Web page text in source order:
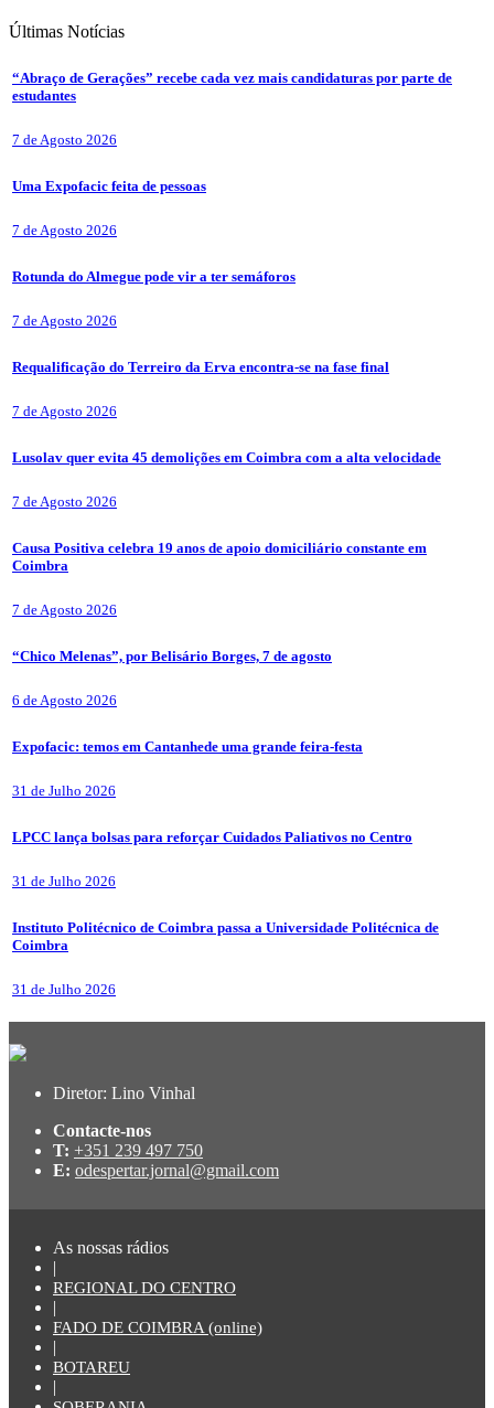
Últimas Notícias
“Abraço de Gerações” recebe cada vez mais candidaturas por parte de
estudantes
7 de Agosto 2026
Uma Expofacic feita de pessoas
7 de Agosto 2026
Rotunda do Almegue pode vir a ter semáforos
7 de Agosto 2026
Requalificação do Terreiro da Erva encontra-se na fase final
7 de Agosto 2026
Lusolav quer evita 45 demolições em Coimbra com a alta velocidade
7 de Agosto 2026
Causa Positiva celebra 19 anos de apoio domiciliário constante em
Coimbra
7 de Agosto 2026
“Chico Melenas”, por Belisário Borges, 7 de agosto
6 de Agosto 2026
Expofacic: temos em Cantanhede uma grande feira-festa
31 de Julho 2026
LPCC lança bolsas para reforçar Cuidados Paliativos no Centro
31 de Julho 2026
Instituto Politécnico de Coimbra passa a Universidade Politécnica de
Coimbra
31 de Julho 2026
Diretor: Lino Vinhal
Contacte-nos
T: +351 239 497 750
E: odespertar.jornal@gmail.com
As nossas rádios
|
REGIONAL DO CENTRO
|
FADO DE COIMBRA (online)
|
BOTAREU
|